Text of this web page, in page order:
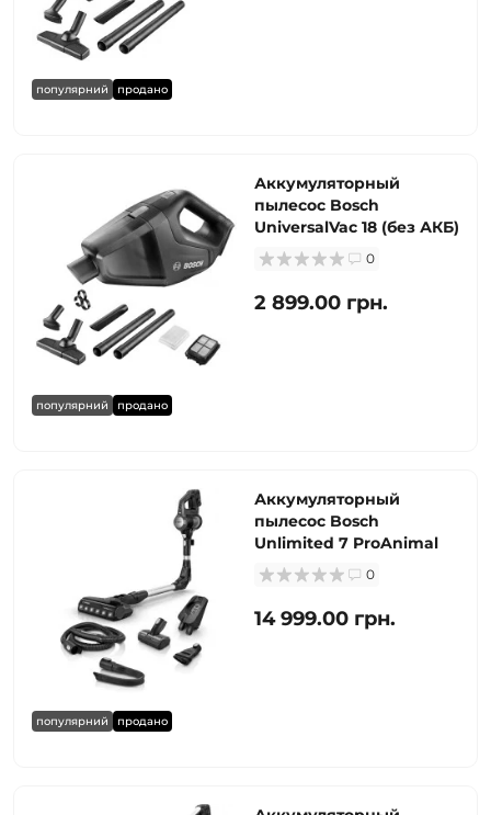
популярний продано
популярний продано
Аккумуляторный
пылесос Bosch
UniversalVac 18 (без АКБ)
0
2 899.00 грн.
популярний продано
Аккумуляторный
пылесос Bosch
Unlimited 7 ProAnimal
0
14 999.00 грн.